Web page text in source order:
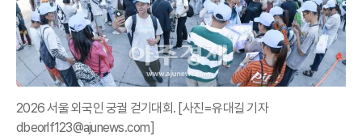
2026 서울 외국인 궁궐 걷기대회. [사진=유대길 기자
dbeorlf123@ajunews.com]